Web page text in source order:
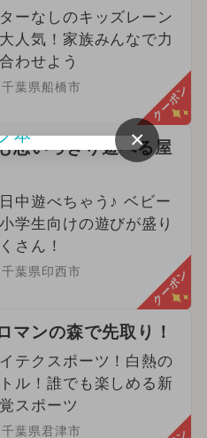
ーなしのキッズレーン
人気！家族みんなで力
わせよう
千葉県船橋市 クーポン
思いっきり遊べる屋
中遊べちゃう♪ ベビー
学生向けの遊びが盛り
さん！
千葉県印西市 クーポン
マンの森で先取り！
テクスポーツ！白熱の
ル！誰でも楽しめる新
スポーツ
千葉県君津市
×